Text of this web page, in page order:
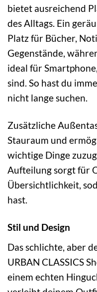
bietet ausreichend
des Alltags. Ein
Platz für Bücher,
Gegenstände,
ideal für
sind. So hast du
nicht lange suchen.
Zusätzliche
Stauraum und
wichtige Dinge
Aufteilung sorgt für
Übersichtlichkeit,
hast.
Stil und Design
Das schlichte, aber
URBAN CLASSICS
einem echten